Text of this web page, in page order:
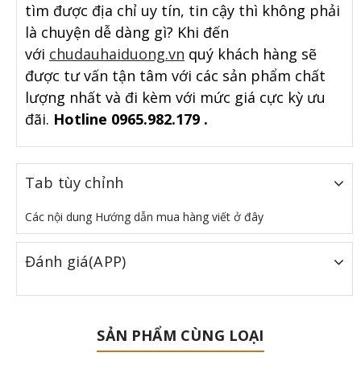
tìm được địa chỉ uy tín, tin cậy thì không phải
là chuyện dễ dàng gì? Khi đến
với chudauhaiduong.vn quý khách hàng sẽ
được tư vấn tận tâm với các sản phẩm chất
lượng nhất và đi kèm với mức giá cực kỳ ưu
đãi. Hotline 0965.982.179 .
Tab tùy chỉnh
Các nội dung Hướng dẫn mua hàng viết ở đây
Đánh giá(APP)
SẢN PHẨM CÙNG LOẠI